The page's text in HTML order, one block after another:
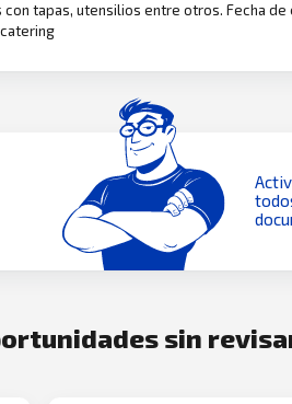
tapas, utensilios entre otros. Fecha de
sin